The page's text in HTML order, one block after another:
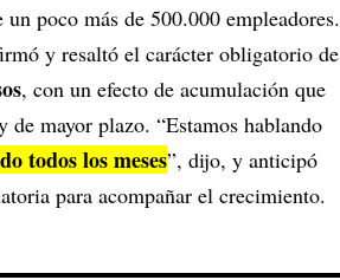
poco más de 500.000 empleadores.
y resaltó el carácter obligatorio de
, con un efecto de acumulación que
mayor plazo. “Estamos hablando
todos los meses”, dijo, y anticipó
para acompañar el crecimiento.